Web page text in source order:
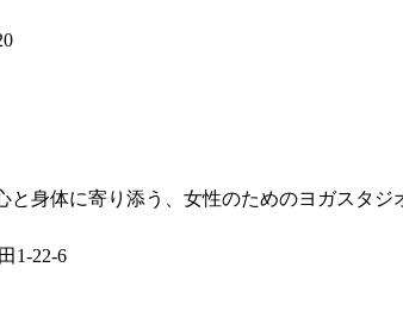
身体に寄り添う、女性のためのヨガスタジ
1-22-6